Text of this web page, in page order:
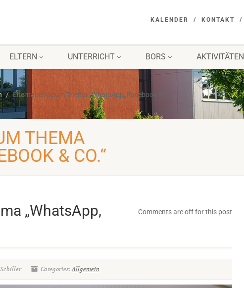
KALENDER KONTAKT
ELTERN UNTERRICHT BORS AKTIVITÄTEN
Elternabend zum Thema „WhatsApp, Facebook & Co.“
THEMA
& CO.“
Comments are off for this post
„WhatsApp,
Categories:Allgemein